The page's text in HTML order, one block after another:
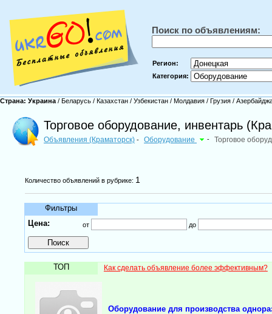
Поиск по объявлениям:
Регион:
Категория:
Страна: Украина / Беларусь / Казахстан / Узбекистан / Молдавия / Грузия /
Торговое оборудование, инвентарь
Объявления (Краматорск) - Оборудование - Торговое
Количество объявлений в рубрике: 1
Фильтры
Цена:
от до
ТОП Как сделать объявление более эффективным?
Оборудование для производства